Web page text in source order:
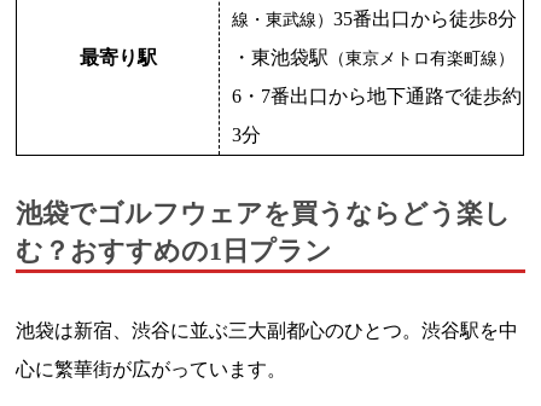
最寄り駅
線・東武線）35番出口から徒歩8分
・東池袋駅 （東京メトロ有楽町線）
6・7番出口から地下通路で徒歩約
3分
池袋でゴルフウェアを買うならどう楽し
む？おすすめの1日プラン
池袋は新宿、渋谷に並ぶ三大副都心のひとつ。渋谷駅を中
心に繁華街が広がっています。